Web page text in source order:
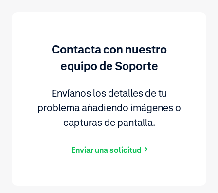
Contacta con nuestro
equipo de Soporte
Envíanos los detalles de tu
problema añadiendo imágenes o
capturas de pantalla.
Enviar una solicitud